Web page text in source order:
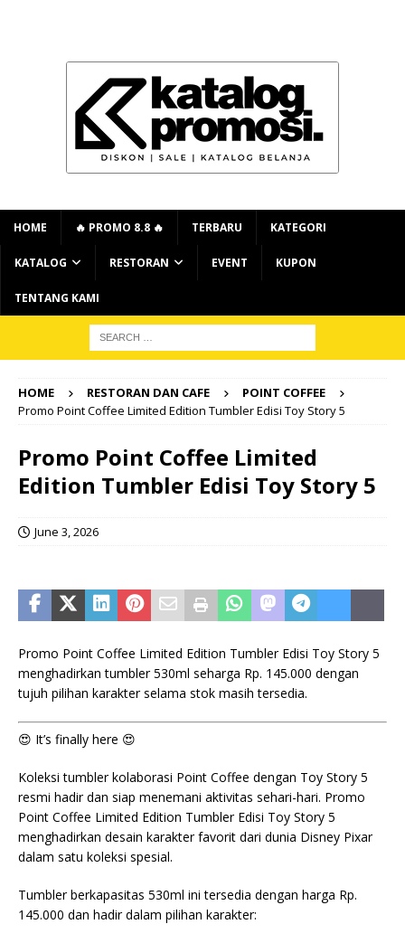
HOME 🔥 PROMO 8.8 🔥 TERBARU KATEGORI
KATALOG RESTORAN EVENT KUPON
TENTANG KAMI
HOME RESTORAN DAN CAFE
POINT COFFEE
Promo Point Coffee Limited Edition Tumbler Edisi Toy Story 5
Promo Point Coffee Limited
Edition Tumbler Edisi Toy Story 5
June 3, 2026
Promo Point Coffee Limited Edition Tumbler Edisi Toy Story 5
menghadirkan tumbler 530ml seharga Rp. 145.000 dengan
tujuh pilihan karakter selama stok masih tersedia.
😍 It’s finally here 😍
Koleksi tumbler kolaborasi Point Coffee dengan Toy Story 5
resmi hadir dan siap menemani aktivitas sehari-hari. Promo
Point Coffee Limited Edition Tumbler Edisi Toy Story 5
menghadirkan desain karakter favorit dari dunia Disney Pixar
dalam satu koleksi spesial.
Tumbler berkapasitas 530ml ini tersedia dengan harga Rp.
145.000 dan hadir dalam pilihan karakter: